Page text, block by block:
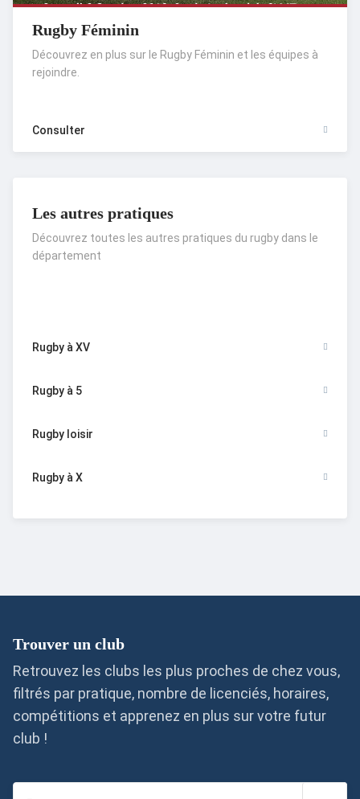
Rugby Féminin
Découvrez en plus sur le Rugby Féminin et les équipes à
rejoindre.
Consulter
Les autres pratiques
Découvrez toutes les autres pratiques du rugby dans le
département
Rugby à XV
Rugby à 5
Rugby loisir
Rugby à X
Trouver un club
Retrouvez les clubs les plus proches de chez vous,
filtrés par pratique, nombre de licenciés, horaires,
compétitions et apprenez en plus sur votre futur
club !